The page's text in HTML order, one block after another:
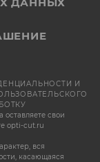
И
оставляете свои
opti-cut.ru
вся
касающаяся